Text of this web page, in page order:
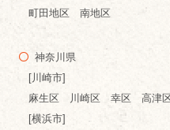
町田地区 南地区
神奈川県
[川崎市]
麻生区 川崎区 幸区 高津
[横浜市]